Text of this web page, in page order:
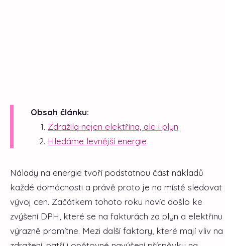
Obsah článku:
Zdražila nejen elektřina, ale i plyn
Hledáme levnější energie
Nálady na energie tvoří podstatnou část nákladů
každé domácnosti a právě proto je na místě sledovat
vývoj cen. Začátkem tohoto roku navíc došlo ke
zvýšení DPH, které se na fakturách za plyn a elektřinu
výrazně promítne. Mezi další faktory, které mají vliv na